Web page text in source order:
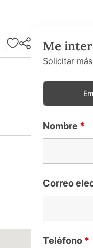
Me
Solicitar
Nombre *
Correo
Teléfono *